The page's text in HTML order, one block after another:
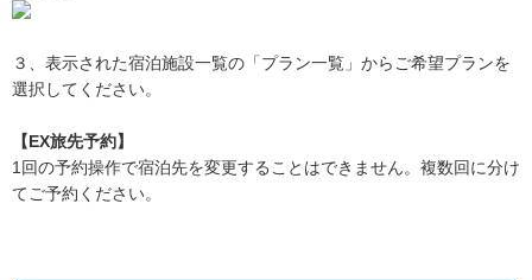
３、表示された宿泊施設一覧の「プラン一覧」からご希望プランを
選択してください。
【EX旅先予約】
1回の予約操作で宿泊先を変更することはできません。複数回に分け
てご予約ください。